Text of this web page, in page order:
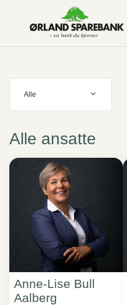
Alle
Alle ansatte
Anne-Lise Bull
Aalberg